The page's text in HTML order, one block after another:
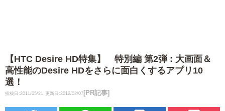
【HTC Desire HD特集】 特別編 第2弾 : 大画面＆
高性能のDesire HDをさらに面白くするアプリ10
選！
投稿日:2011/05/21 更新日:2012/02/07 [PR記事]